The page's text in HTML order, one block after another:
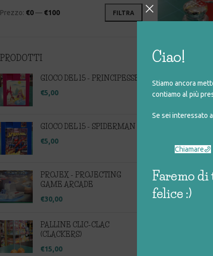
Ciao!
Stiamo ancora
contiamo al più
Se sei interessato
Chiamare
Faremo
felice :)
FILTRA
Prezzo: €0— €100
PRODOTTI
GIOCO DEL 15 - PRINCIPESSE
€5,00
GIOCO DEL 15 - SPIDERMAN
€5,00
PROJEX - PROJECTING
GAME ARCADE
€30,00
PALLINE CLIC-CLAC
(CLACKERS)
€15,00